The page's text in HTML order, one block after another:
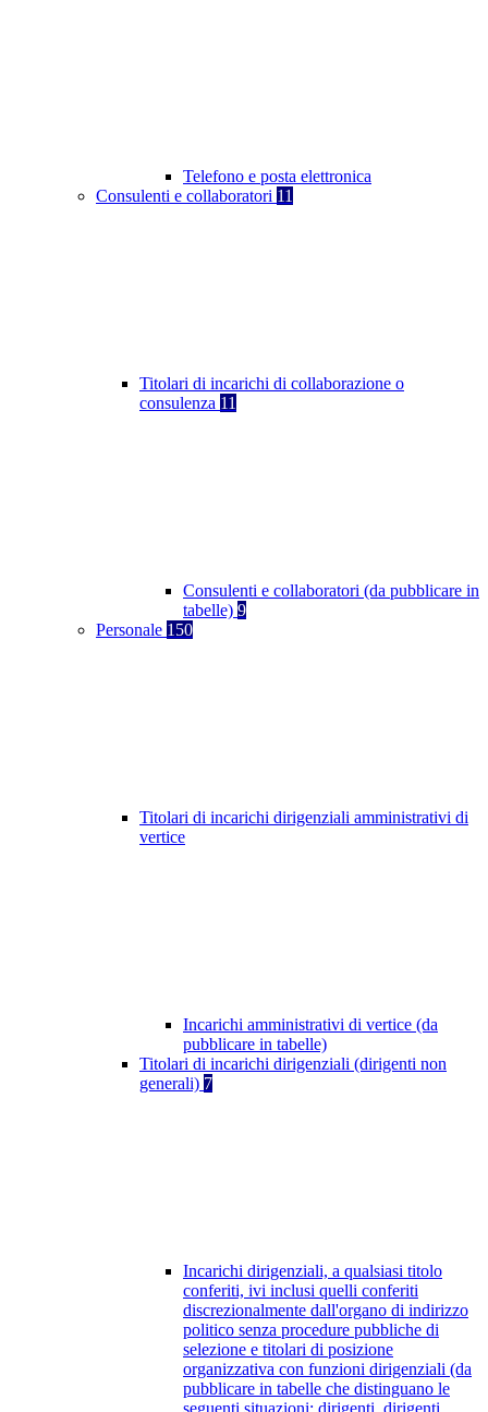
Telefono e posta elettronica
Consulenti e collaboratori 11
Titolari di incarichi di collaborazione o
consulenza 11
Consulenti e collaboratori (da pubblicare in
tabelle) 9
Personale 150
Titolari di incarichi dirigenziali amministrativi di
vertice
Incarichi amministrativi di vertice (da
pubblicare in tabelle)
Titolari di incarichi dirigenziali (dirigenti non
generali) 7
Incarichi dirigenziali, a qualsiasi titolo
conferiti, ivi inclusi quelli conferiti
discrezionalmente dall'organo di indirizzo
politico senza procedure pubbliche di
selezione e titolari di posizione
organizzativa con funzioni dirigenziali (da
pubblicare in tabelle che distinguano le